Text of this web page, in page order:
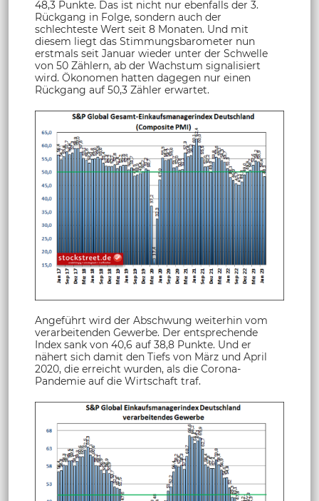
48,3 Punkte. Das ist nicht nur ebenfalls der 3.
Rückgang in Folge, sondern auch der
schlechteste Wert seit 8 Monaten. Und mit
diesem liegt das Stimmungsbarometer nun
erstmals seit Januar wieder unter der Schwelle
von 50 Zählern, ab der Wachstum signalisiert
wird. Ökonomen hatten dagegen nur einen
Rückgang auf 50,3 Zähler erwartet.
Angeführt wird der Abschwung weiterhin vom
verarbeitenden Gewerbe. Der entsprechende
Index sank von 40,6 auf 38,8 Punkte. Und er
nähert sich damit den Tiefs von März und April
2020, die erreicht wurden, als die Corona-
Pandemie auf die Wirtschaft traf.